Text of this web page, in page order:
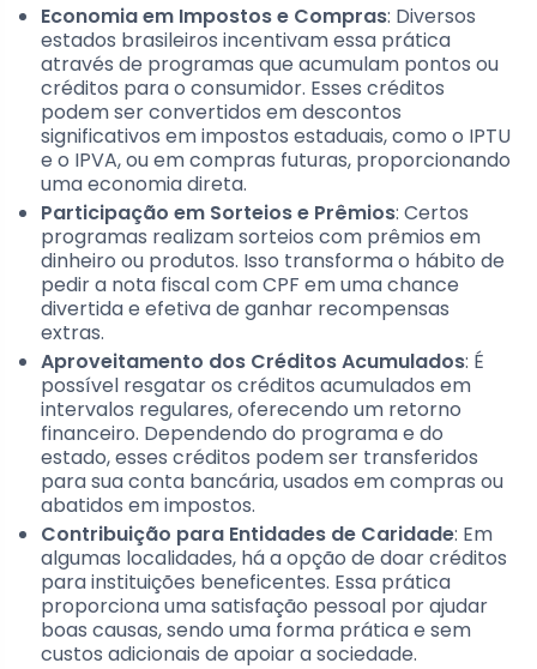
Economia em Impostos e Compras: Diversos
estados brasileiros incentivam essa prática
através de programas que acumulam pontos ou
créditos para o consumidor. Esses créditos
podem ser convertidos em descontos
significativos em impostos estaduais, como o IPTU
e o IPVA, ou em compras futuras, proporcionando
uma economia direta.
Participação em Sorteios e Prêmios: Certos
programas realizam sorteios com prêmios em
dinheiro ou produtos. Isso transforma o hábito de
pedir a nota fiscal com CPF em uma chance
divertida e efetiva de ganhar recompensas
extras.
Aproveitamento dos Créditos Acumulados: É
possível resgatar os créditos acumulados em
intervalos regulares, oferecendo um retorno
financeiro. Dependendo do programa e do
estado, esses créditos podem ser transferidos
para sua conta bancária, usados em compras ou
abatidos em impostos.
Contribuição para Entidades de Caridade: Em
algumas localidades, há a opção de doar créditos
para instituições beneficentes. Essa prática
proporciona uma satisfação pessoal por ajudar
boas causas, sendo uma forma prática e sem
custos adicionais de apoiar a sociedade.